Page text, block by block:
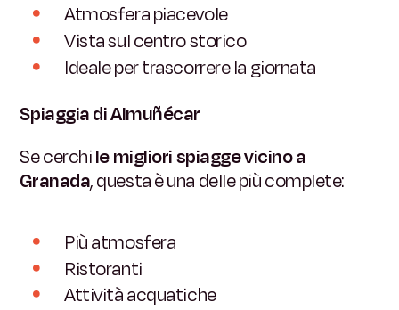
Atmosfera piacevole
Vista sul centro storico
Ideale per trascorrere la giornata
Spiaggia di Almuñécar
Se cerchile migliori spiagge vicino a
Granada, questa è una delle più complete:
Più atmosfera
Ristoranti
Attività acquatiche